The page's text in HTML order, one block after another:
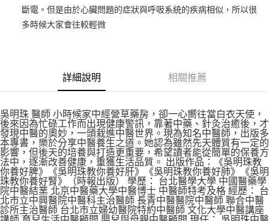
每筆NT$60，滿NT$499(含以上)免運費
宅配
斷電。但是由於心臟問題的症狀與呼吸系統的疾病相似，所以很
多時候大家會往較輕微
詳細說明 相關推薦
吳明珠 醫師 小時候家中經營草藥房，卻一心嚮往當白衣天使，
後來因為忙碌工作而出現健康警訊，靠著中藥、針灸治癒後，才
發現中醫的奧妙，一頭栽進中醫世界。現為知名中醫師，出版多
本專書，樂於分享中醫養生之道。她認為雖然先天體質有一定的
影響，但後天的培養與打造更重要，希望讀者能從簡單的保養方
法中，逐漸改善健康，重獲生活品質。 出版作品：《吳明珠教
你養好脾》《吳明珠教你養好肝》《吳明珠教你養好肺》《吳明
珠教你養好腎》（時報出版） 學歷： 台北醫學大學 中國醫藥學
院中醫結業 北京中醫藥大學中醫博士 中醫師特考及格 經歷： 台
北市立中興醫院中醫科主治醫師 長青中醫醫院中醫師 聯合中醫
診所主治醫師 台北市立婦幼醫院特約中醫師 文化大學中醫講座